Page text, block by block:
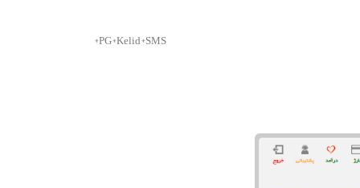
*PG*Kelid*SMS